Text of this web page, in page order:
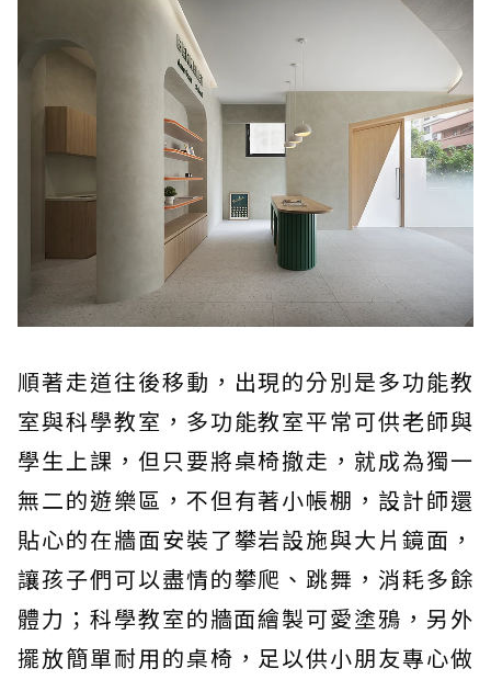
順著走道往後移動，出現的分別是多功能教
室與科學教室，多功能教室平常可供老師與
學生上課，但只要將桌椅撤走，就成為獨一
無二的遊樂區，不但有著小帳棚，設計師還
貼心的在牆面安裝了攀岩設施與大片鏡面，
讓孩子們可以盡情的攀爬、跳舞，消耗多餘
體力；科學教室的牆面繪製可愛塗鴉，另外
擺放簡單耐用的桌椅，足以供小朋友專心做